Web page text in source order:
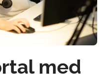
med